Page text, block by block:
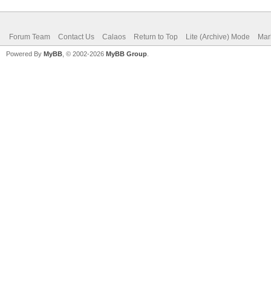
Forum Team Contact Us Calaos Return to Top Lite (Archive) Mode
Powered By MyBB , © 2002-2026 MyBB Group